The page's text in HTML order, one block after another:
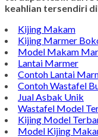
keahlian tersendiri
Kijing Makam
Kijing Marmer
Model Makam
Lantai Marmer
Contoh Lantai
Contoh Wastafel
Jual Asbak Unik
Wastafel Model
Kijing Model
Model Kijing